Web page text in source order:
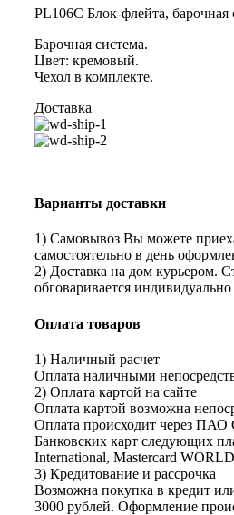
PL106C Блок-флейта, барочная
Барочная система.
Цвет: кремовый.
Чехол в комплекте.
Доставка
Варианты доставки
1) Самовывоз Вы можете
самостоятельно в день
2) Доставка на дом курьером.
обговаривается
Оплата товаров
1) Наличный расчет
Оплата наличными
2) Оплата картой на сайте
Оплата картой возможна
Оплата происходит через
Банковских карт следующих
International, Mastercard
3) Кредитование и рассрочка
Возможна покупка в кредит
3000 рублей. Оформление